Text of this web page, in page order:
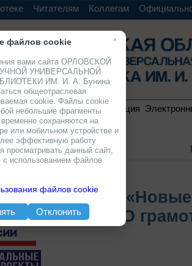
Читателям Коллегам
Электронная коллекция
«Новые
О
×
файлов cookie
вами сайта ОРЛОВСКОЙ
УНИВЕРСАЛЬНОЙ
ИМ. И. А. Бунина
общеотраслевая
cookie. Файлы cookie
небольшие фрагменты
сохраняются на
или мобильном устройстве и
эффективную работу
просматривать данный сайт,
с использованием файлов
файлов cookie
Отклонить